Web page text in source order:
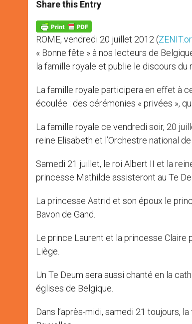
s
p
p
e
g
e
r
b
k
Share this Entry
ROME, vendredi 20 juillet 2012 (
« Bonne fête » à nos lecteurs de
la famille royale et publie le discours du
La famille royale participera en effet à
écoulée : des cérémonies « privées »,
La famille royale ce vendredi soir, 20
reine Elisabeth et l’Orchestre national
Samedi 21 juillet, le roi Albert II et la
princesse Mathilde assisteront au Te
La princesse Astrid et son époux le
Bavon de Gand.
Le prince Laurent et la princesse Claire
Liège.
Un Te Deum sera aussi chanté en la
églises de Belgique.
Dans l’après-midi, samedi 21 toujours,